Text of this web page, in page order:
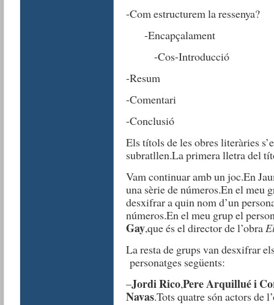
-Com estructurem la ressenya?
-Encapçalament
-Cos-Introducció
-Resum
-Comentari
-Conclusió
Els títols de les obres literàries
subratllen.La primera lletra del
Vam continuar amb un joc.En
una sèrie de números.En el
desxifrar a quin nom d’un
números.En el meu grup el
Gay,que és el director de l’obra
La resta de grups van desxifrar
personatges següents:
–Jordi Rico,Pere Arquillué i
Navas.Tots quatre són actors de